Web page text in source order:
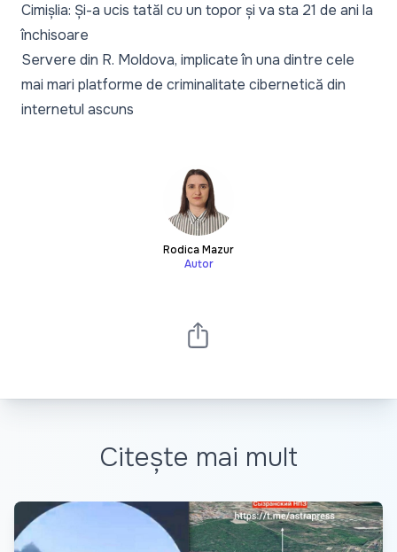
Cimișlia: Și-a ucis tatăl cu un topor și va sta 21 de ani la
închisoare
Servere din R. Moldova, implicate în una dintre cele
mai mari platforme de criminalitate cibernetică din
internetul ascuns
Rodica Mazur
Autor
Citește mai mult